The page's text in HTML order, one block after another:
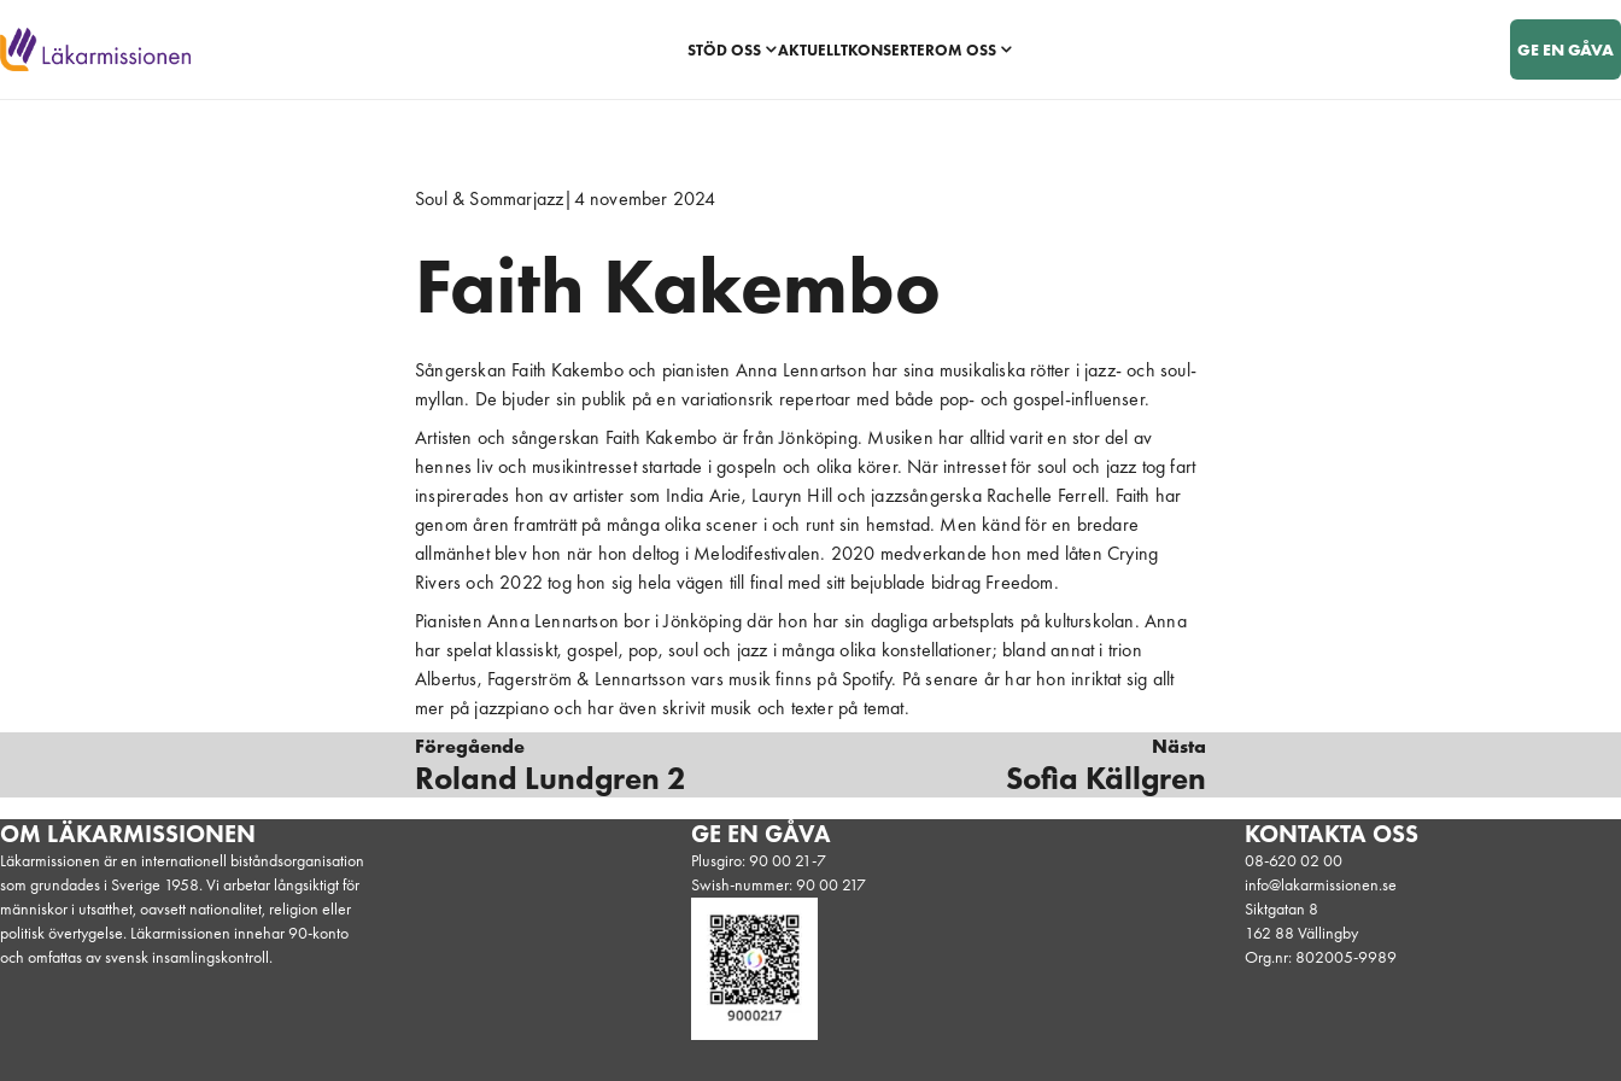
STÖD OSS AKTUELLTKONSERTEROM OSS GE EN GÅVA
Soul & Sommarjazz|4 november 2024
Faith Kakembo
Sångerskan Faith Kakembo och pianisten Anna Lennartson har sina musikaliska rötter i jazz- och soul-
myllan. De bjuder sin publik på en variationsrik repertoar med både pop- och gospel-influenser.
Artisten och sångerskan Faith Kakembo är från Jönköping. Musiken har alltid varit en stor del av
hennes liv och musikintresset startade i gospeln och olika körer. När intresset för soul och jazz tog fart
inspirerades hon av artister som India Arie, Lauryn Hill och jazzsångerska Rachelle Ferrell. Faith har
genom åren framträtt på många olika scener i och runt sin hemstad. Men känd för en bredare
allmänhet blev hon när hon deltog i Melodifestivalen. 2020 medverkande hon med låten Crying
Rivers och 2022 tog hon sig hela vägen till final med sitt bejublade bidrag Freedom.
Pianisten Anna Lennartson bor i Jönköping där hon har sin dagliga arbetsplats på kulturskolan. Anna
har spelat klassiskt, gospel, pop, soul och jazz i många olika konstellationer; bland annat i trion
Albertus, Fagerström & Lennartsson vars musik finns på Spotify. På senare år har hon inriktat sig allt
mer på jazzpiano och har även skrivit musik och texter på temat.
Föregående
Roland Lundgren 2
Nästa
Sofia Källgren
OM LÄKARMISSIONEN
Läkarmissionen är en internationell biståndsorganisation
som grundades i Sverige 1958. Vi arbetar långsiktigt för
människor i utsatthet, oavsett nationalitet, religion eller
politisk övertygelse. Läkarmissionen innehar 90-konto
och omfattas av svensk insamlingskontroll.
GE EN GÅVA
Plusgiro: 90 00 21-7
Swish-nummer: 90 00 217
KONTAKTA OSS
08-620 02 00
info@lakarmissionen.se
Siktgatan 8
162 88 Vällingby
Org.nr: 802005-9989